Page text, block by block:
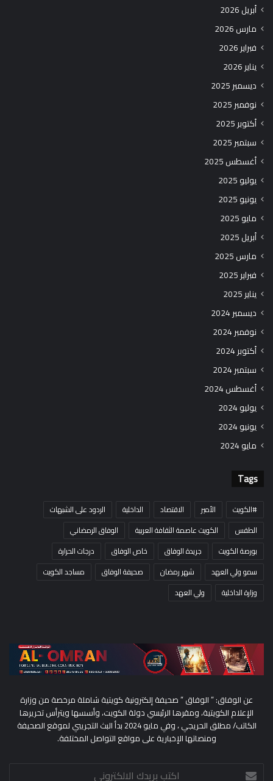
أبريل 2026
مارس 2026
فبراير 2026
يناير 2026
ديسمبر 2025
نوفمبر 2025
أكتوبر 2025
سبتمبر 2025
أغسطس 2025
يوليو 2025
يونيو 2025
مايو 2025
أبريل 2025
مارس 2025
فبراير 2025
يناير 2025
ديسمبر 2024
نوفمبر 2024
أكتوبر 2024
سبتمبر 2024
أغسطس 2024
يوليو 2024
يونيو 2024
مايو 2024
Tags
#الكويت الأمير الاقتصاد الداخلية
الردود على الشبهات
الطقس
الكويت عاصمة الثقافة العربية
الوفاق الرمضاني
بورصة الكويت
جريدة الوفاق خاص الوفاق
درجات الحرارة
سمو ولي العهد
شهر رمضان صحيفة الوفاق
مساجد الكويت
وزارة الداخلية
ولي العهد
عن الوفاق: ” الوفاق ” صحيفة إلكترونية كويتية شاملة مرخصة من وزارة
الإعلام الكويتية، ومقرها الرئيسي دولة الكويت، وأسسها ويترأس تحريرها
الكاتب/ مطلق الحريجي ، وفي مايو 2024 بدأ البث التجريبي لموقع الصحيفة
ومنصاتها الإخبارية على مواقع التواصل المختلفة.
اكتب